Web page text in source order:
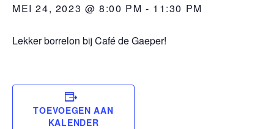
MEI 24, 2023 @ 8:00 PM - 11:30 PM
Lekker borrelon bij Café de Gaeper!
TOEVOEGEN AAN
KALENDER